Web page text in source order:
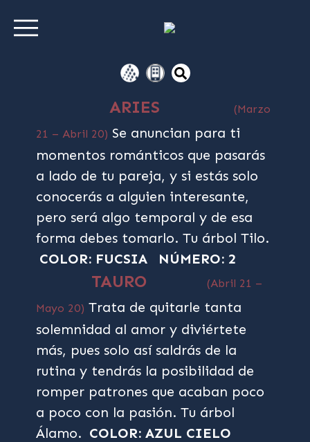
ARIES
(Marzo
21 – Abril 20) Se anuncian para ti
momentos románticos que pasarás
a lado de tu pareja, y si estás solo
conocerás a alguien interesante,
pero será algo temporal y de esa
forma debes tomarlo. Tu árbol Tilo.
COLOR: FUCSIA
NÚMERO: 2
TAURO
(Abril 21 –
Mayo 20) Trata de quitarle tanta
solemnidad al amor y diviértete
más, pues solo así saldrás de la
rutina y tendrás la posibilidad de
romper patrones que acaban poco
a poco con la pasión. Tu árbol
Álamo. COLOR: AZUL CIELO